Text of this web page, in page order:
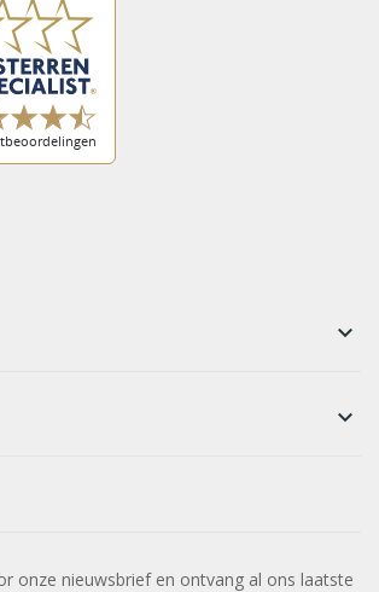
keyboard_arrow_down
keyboard_arrow_down
onze nieuwsbrief en ontvang al ons laatste